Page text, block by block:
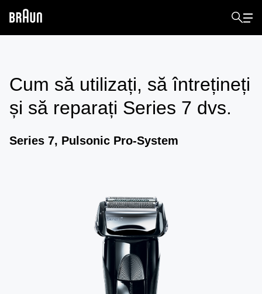
Cum să utilizați, să întrețineți
și să reparați Series 7 dvs.
Series 7, Pulsonic Pro-System